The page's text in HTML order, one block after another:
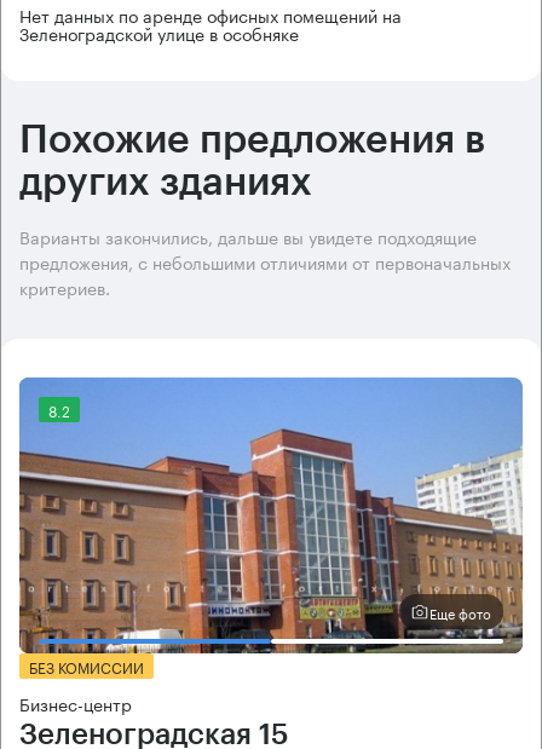
Нет данных по аренде офисных помещений на
Зеленоградской улице в особняке
Похожие предложения в
других зданиях
Варианты закончились, дальше вы увидете подходящие
предложения, с небольшими отличиями от первоначальных
критериев.
8.2
Еще фото
БЕЗ КОМИССИИ
Бизнес-центр
Зеленоградская 15